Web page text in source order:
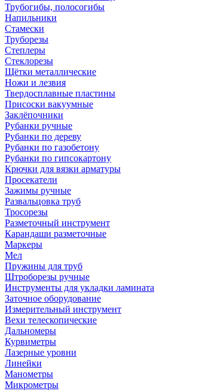
Трубогибы, полосогибы
Напильники
Стамески
Труборезы
Степлеры
Стеклорезы
Щётки металлические
Ножи и лезвия
Твердосплавные пластины
Присоски вакуумные
Заклёпочники
Рубанки ручные
Рубанки по дереву
Рубанки по газобетону
Рубанки по гипсокартону
Крючки для вязки арматуры
Просекатели
Зажимы ручные
Развальцовка труб
Тросорезы
Разметочный инструмент
Карандаши разметочные
Маркеры
Мел
Пружины для труб
Штроборезы ручные
Инструменты для укладки ламината
Заточное оборудование
Измерительный инструмент
Вехи телескопические
Дальномеры
Курвиметры
Лазерные уровни
Линейки
Манометры
Микрометры